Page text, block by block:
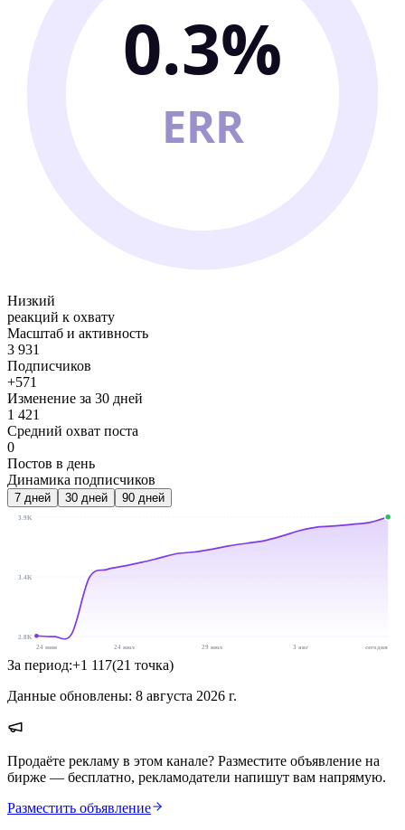
0.3%
ERR
Низкий
реакций к охвату
Масштаб и активность
3 931
Подписчиков
+571
Изменение за 30 дней
1 421
Средний охват поста
0
Постов в день
Динамика подписчиков
7 дней 30 дней 90 дней
3.9K
3.4K
2.8K
24 июн
24 июл 29 июл 3 авг сегодня
За период:+1 117(21 точка)
Данные обновлены: 8 августа 2026 г.
Продаёте рекламу в этом канале? Разместите объявление на
бирже — бесплатно, рекламодатели напишут вам напрямую.
Разместить объявление